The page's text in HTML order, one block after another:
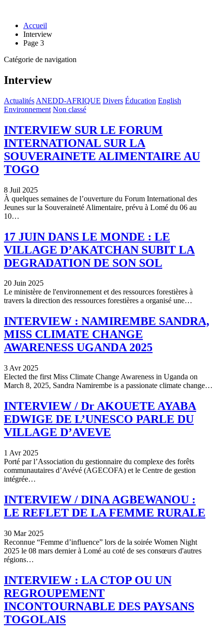
Accueil
Interview
Page 3
Catégorie de navigation
Interview
Actualités ANEDD-AFRIQUE Divers Éducation English
Environnement Non classé
INTERVIEW SUR LE FORUM
INTERNATIONAL SUR LA
SOUVERAINETE ALIMENTAIRE AU
TOGO
8 Juil 2025
À quelques semaines de l’ouverture du Forum International des
Jeunes sur la Souveraineté Alimentaire, prévu à Lomé du 06 au
10…
17 JUIN DANS LE MONDE : LE
VILLAGE D’AKATCHAN SUBIT LA
DEGRADATION DE SON SOL
20 Juin 2025
Le ministère de l'environnement et des ressources forestières à
travers la direction des ressources forestières a organisé une…
INTERVIEW : NAMIREMBE SANDRA,
MISS CLIMATE CHANGE
AWARENESS UGANDA 2025
3 Avr 2025
Elected the first Miss Climate Change Awareness in Uganda on
March 8, 2025, Sandra Namirembe is a passionate climate change…
INTERVIEW / Dr AKOUETE AYABA
EDWIGE DE L’UNESCO PARLE DU
VILLAGE D’AVEVE
1 Avr 2025
Porté par l’Association du gestionnaire du complexe des forêts
communautaires d’Avévé (AGECOFA) et le Centre de gestion
intégrée…
INTERVIEW / DINA AGBEWANOU :
LE REFLET DE LA FEMME RURALE
30 Mar 2025
Reconnue “Femme d’influence” lors de la soirée Women Night
2025 le 08 mars dernier à Lomé au coté de ses consœurs d'autres
régions…
INTERVIEW : LA CTOP OU UN
REGROUPEMENT
INCONTOURNABLE DES PAYSANS
TOGOLAIS